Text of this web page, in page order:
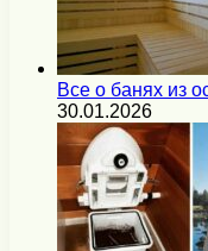
Все о банях из
30.01.2026